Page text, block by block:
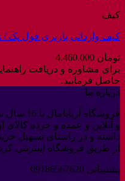
کیف
کیف وارداتی باربری فول پک / BURBERRY full pack
تومان
برای مشاوره و دریافت
حاصل فرمایید.
درباره ما
و آنلاین و عمده و خرده
داشته و در راستای تسهیل
از طریق فروشگاه اینترنتی
پشتیبانی 09186567620